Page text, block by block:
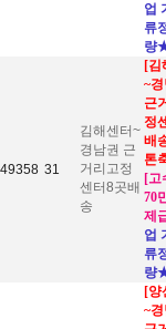
업
류
량
49358 31
김해센터~
경남권 근
거리고정
센터8곳배
송
[김
~
근
정
배
톤
[고
70
제
업
류
량
[양
~